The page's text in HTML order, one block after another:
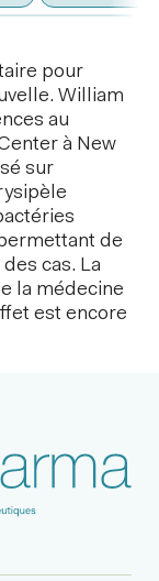
pour
William
au
à New
sur
de
cas. La
la médecine
est encore